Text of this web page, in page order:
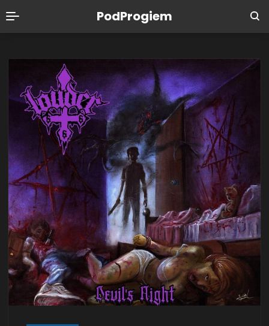
PodProgiem